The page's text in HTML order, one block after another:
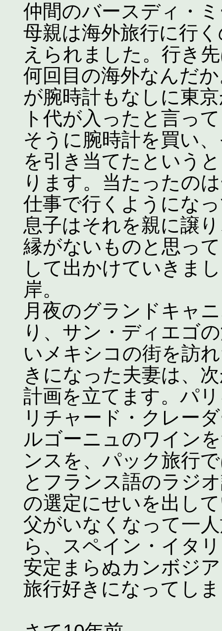
仲間のバースディ・
母親は海外旅行に行
えられました。行き
何回目の海外なんだ
が腕時計もなしに東
ト代が入ったと言っ
そうに腕時計を買い
を引き当てたという
ります。当たったの
仕事で行くようにな
息子はそれを親に譲
縁がないものと思っ
して出かけていきま
岸。
月夜のグランドキャ
り、サン・ディエゴ
いメキシコの街を訪
きになった夫妻は、
計画を立てます。パ
リチャード・クレー
ルゴーニュのワイン
ンスを、パック旅行
とフランス語のラジ
の選定にせいを出し
父がいなくなって一
ら、スペイン・イタ
安定まらぬカンボジ
旅行好きになってし